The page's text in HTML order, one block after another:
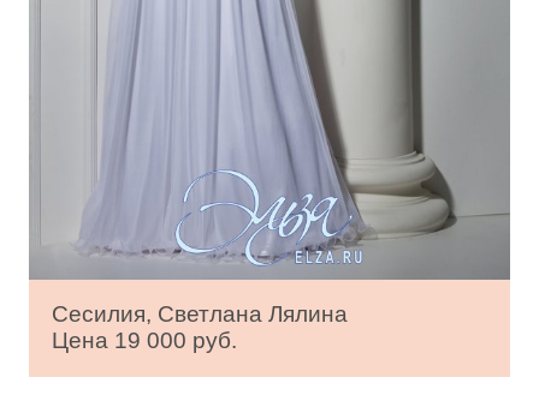
Сесилия, Светлана Лялина
Цена 19 000 руб.